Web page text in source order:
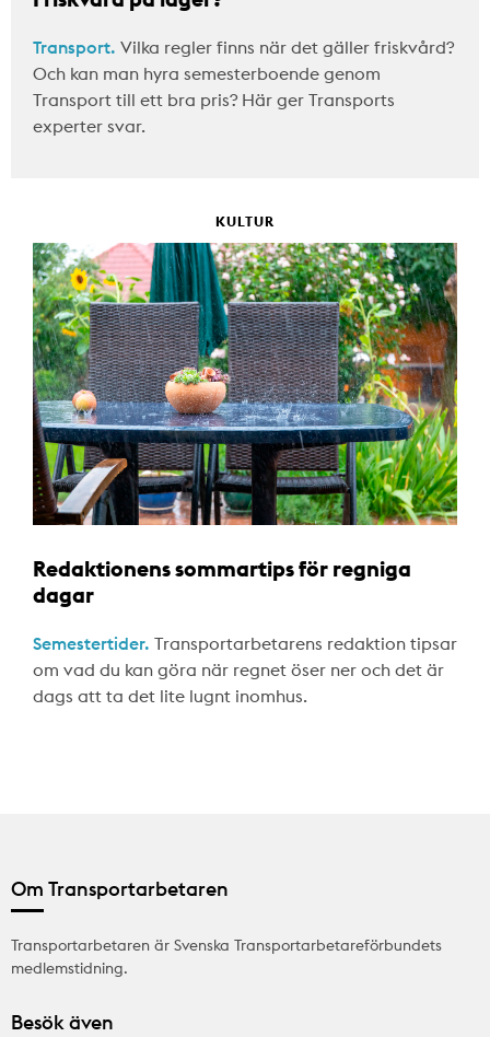
Transport. Vilka regler finns när det gäller friskvård?
Och kan man hyra semesterboende genom
Transport till ett bra pris? Här ger Transports
experter svar.
KULTUR
Redaktionens sommartips för regniga
dagar
Semestertider. Transportarbetarens redaktion tipsar
om vad du kan göra när regnet öser ner och det är
dags att ta det lite lugnt inomhus.
Om Transportarbetaren
Transportarbetaren är Svenska Transportarbetareförbundets
medlemstidning.
Besök även